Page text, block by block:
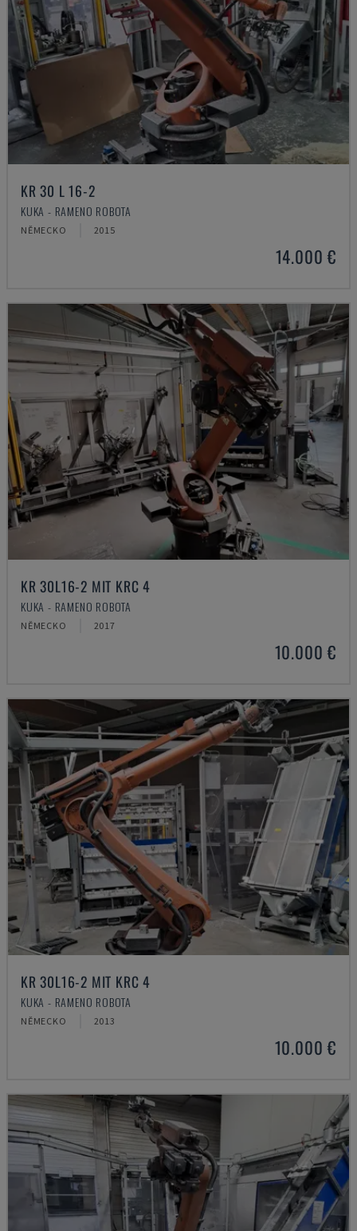
KR 30 L 16-2
KUKA - RAMENO ROBOTA
NĚMECKO 2015
14.000 €
KR 30L16-2 MIT KRC 4
KUKA - RAMENO ROBOTA
NĚMECKO 2017
10.000 €
KR 30L16-2 MIT KRC 4
KUKA - RAMENO ROBOTA
NĚMECKO 2013
10.000 €